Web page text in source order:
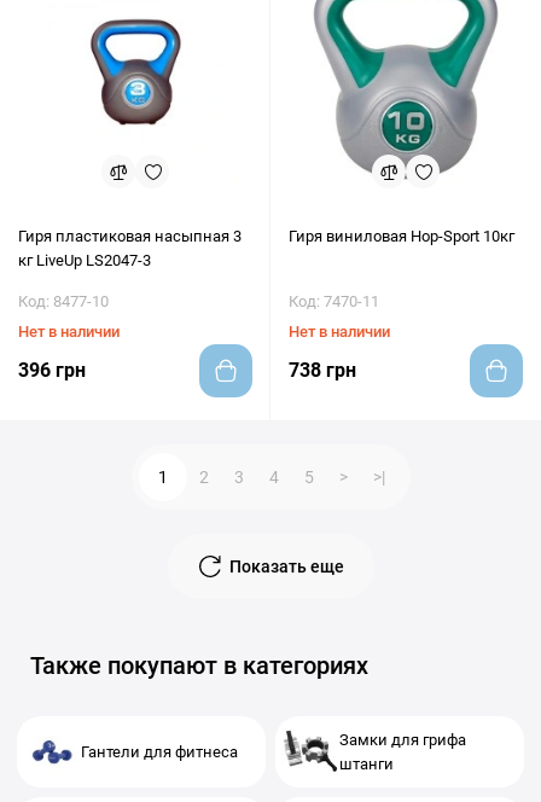
Гиря пластиковая насыпная 3
кг LiveUp LS2047-3
Код: 8477-10
Нет в наличии
396 грн
Гиря виниловая Hop-Sport 10кг
Код: 7470-11
Нет в наличии
738 грн
Показать еще
1 2 3 4 5 > >|
Также покупают в категориях
Гантели для фитнеса
Замки для грифа
штанги